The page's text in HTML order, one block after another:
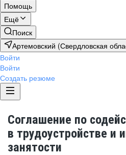
Помощь
Ещё
Поиск
Артемовский (Свердловская
Войти
Войти
Создать резюме
Соглашение по
в трудоустройстве и
занятости